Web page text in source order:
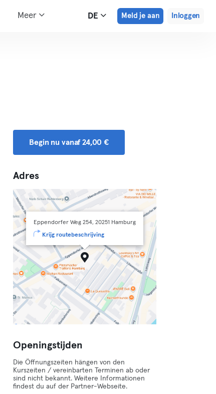
Meer DE Meld je aan Inloggen
Begin nu vanaf 24,00 €
Adres
Eppendorfer Weg 254, 20251 Hamburg
Krijg routebeschrijving
Openingstijden
Die Öffnungszeiten hängen von den
Kurszeiten / vereinbarten Terminen ab oder
sind nicht bekannt. Weitere Informationen
findest du auf der Partner-Webseite.